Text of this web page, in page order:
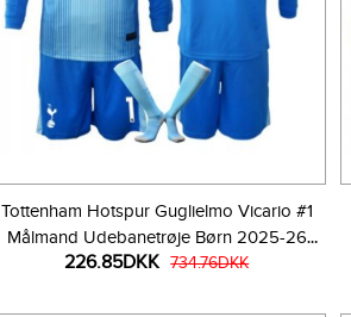
Tottenham Hotspur Guglielmo Vicario #1
Målmand Udebanetrøje Børn 2025-26
Langærmet (+ Korte bukser)
226.85DKK 734.76DKK